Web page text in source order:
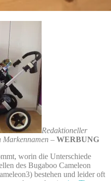
Redaktioneller
Markennamen – WERBUNG
worin die Unterschiede
des Bugaboo Cameleon
bestehen und leider oft